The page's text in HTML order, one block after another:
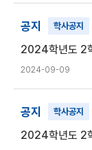
공지 학사공지
2024학년도 2
2024-09-09
공지 학사공지
2024학년도 2